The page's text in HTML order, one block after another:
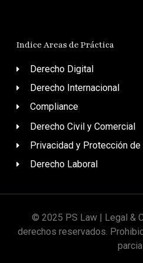
Indice Areas de Práctica
Derecho Digital
Derecho Internacional
Compliance
Derecho Civil y Comercial
Privacidad y Protección de
Derecho Laboral
© 2025 PS Law | Legal &
derechos reservados.